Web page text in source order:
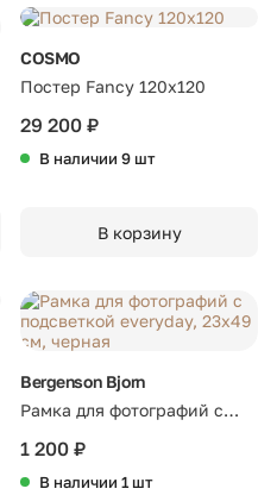
COSMO
Постер Fancy 120х120
29 200 ₽
В наличии 9 шт
В корзину
Bergenson Bjorn
Рамка для фотографий с
подсветкой everyday, 23х49
1 200 ₽
В наличии 1 шт